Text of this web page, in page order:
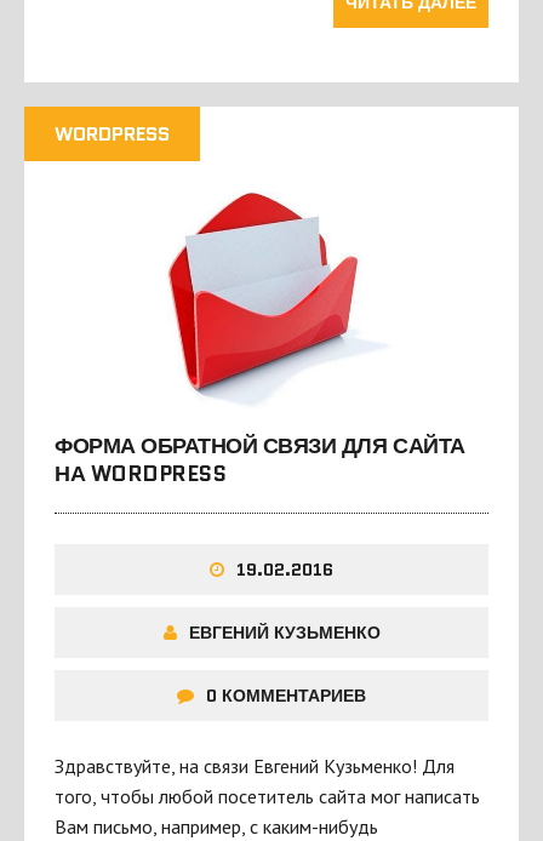
WORDPRESS
ФОРМА ОБРАТНОЙ СВЯЗИ ДЛЯ САЙТА
НА WORDPRESS
19.02.2016
ЕВГЕНИЙ КУЗЬМЕНКО
0 КОММЕНТАРИЕВ
Здравствуйте, на связи Евгений Кузьменко! Для
того, чтобы любой посетитель сайта мог написать
Вам письмо, например, с каким-нибудь